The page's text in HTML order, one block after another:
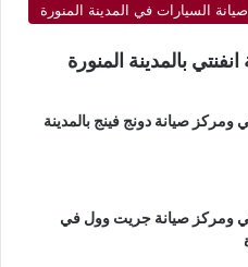
السيارات في المدينة المنورة
بالمدينة المنورة
ومركز صيانة دونج فينج بالمدينة
ومركز صيانة جريت وول في